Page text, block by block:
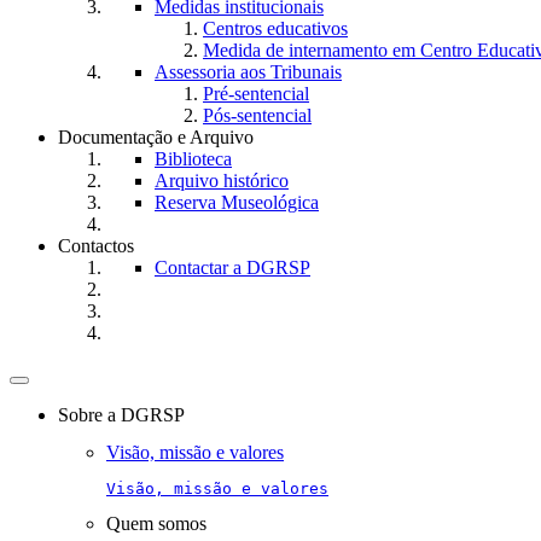
Medidas institucionais
Centros educativos
Medida de internamento em Centro
Assessoria aos Tribunais
Pré-sentencial
Pós-sentencial
Documentação e Arquivo
Biblioteca
Arquivo histórico
Reserva Museológica
Contactos
Contactar a DGRSP
Toggle
navigationSobre a DGRSP
Visão, missão e valores
Visão, missão e valores
Quem somos